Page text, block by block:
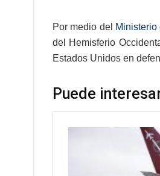
Por medio del
del Hemisferio
Estados Unidos en
Puede